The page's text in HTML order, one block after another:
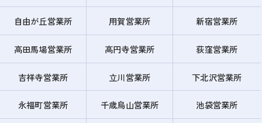
自由が丘営業所 用賀営業所 新宿営業所
高田馬場営業所 高円寺営業所 荻窪営業所
吉祥寺営業所 立川営業所 下北沢営業所
永福町営業所 千歳烏山営業所 池袋営業所